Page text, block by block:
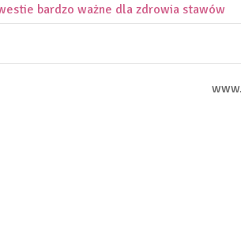
bardzo ważne dla zdrowia stawów